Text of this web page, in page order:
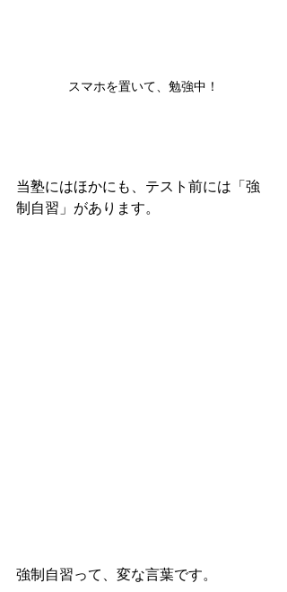
スマホを置いて、勉強中！
当塾にはほかにも、テスト前には「強
制自習」があります。
強制自習って、変な言葉です。